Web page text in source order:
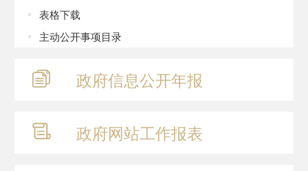
表格下载
主动公开事项目录
政府信息公开年报
政府网站工作报表